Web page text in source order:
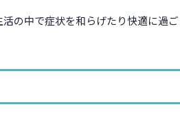
の中で症状を和らげたり快適に過